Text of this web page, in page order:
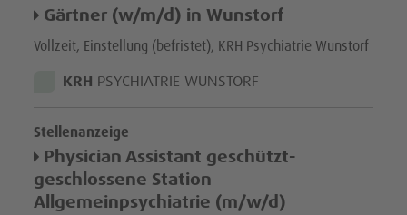
Gärtner (w/m/d) in Wunstorf
Vollzeit, Einstellung (befristet), KRH Psychiatrie Wunstorf
STANDORT:
KRH PSYCHIATRIE WUNSTORF
Stellenanzeige
Physician Assistant geschützt-
geschlossene Station
Allgemeinpsychiatrie (m/w/d)